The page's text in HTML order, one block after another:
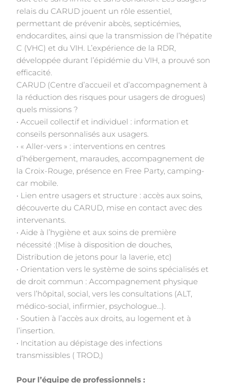
relais du CARUD jouent un rôle essentiel,
permettant de prévenir abcès, septicémies,
endocardites, ainsi que la transmission de l’hépatite
C (VHC) et du VIH. L’expérience de la RDR,
développée durant l’épidémie du VIH, a prouvé son
efficacité.
CARUD (Centre d’accueil et d’accompagnement à
la réduction des risques pour usagers de drogues)
quels missions ?
• Accueil collectif et individuel : information et
conseils personnalisés aux usagers.
• « Aller-vers » : interventions en centres
d’hébergement, maraudes, accompagnement de
la Croix-Rouge, présence en Free Party, camping-
car mobile.
• Lien entre usagers et structure : accès aux soins,
découverte du CARUD, mise en contact avec des
intervenants.
• Aide à l’hygiène et aux soins de première
nécessité :(Mise à disposition de douches,
Distribution de jetons pour la laverie, etc)
• Orientation vers le système de soins spécialisés et
de droit commun : Accompagnement physique
vers l’hôpital, social, vers les consultations (ALT,
médico-social, infirmier, psychologue…).
• Soutien à l’accès aux droits, au logement et à
l’insertion.
• Incitation au dépistage des infections
transmissibles ( TROD,)
Pour l’équipe de professionnels :